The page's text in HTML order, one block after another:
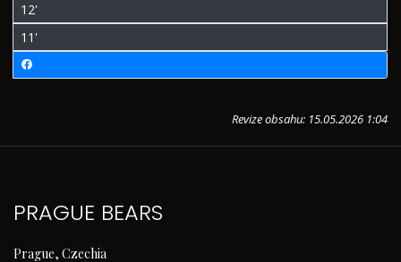
12'
11'
Revize obsahu: 15.05.2026 1:04
PRAGUE BEARS
Prague, Czechia